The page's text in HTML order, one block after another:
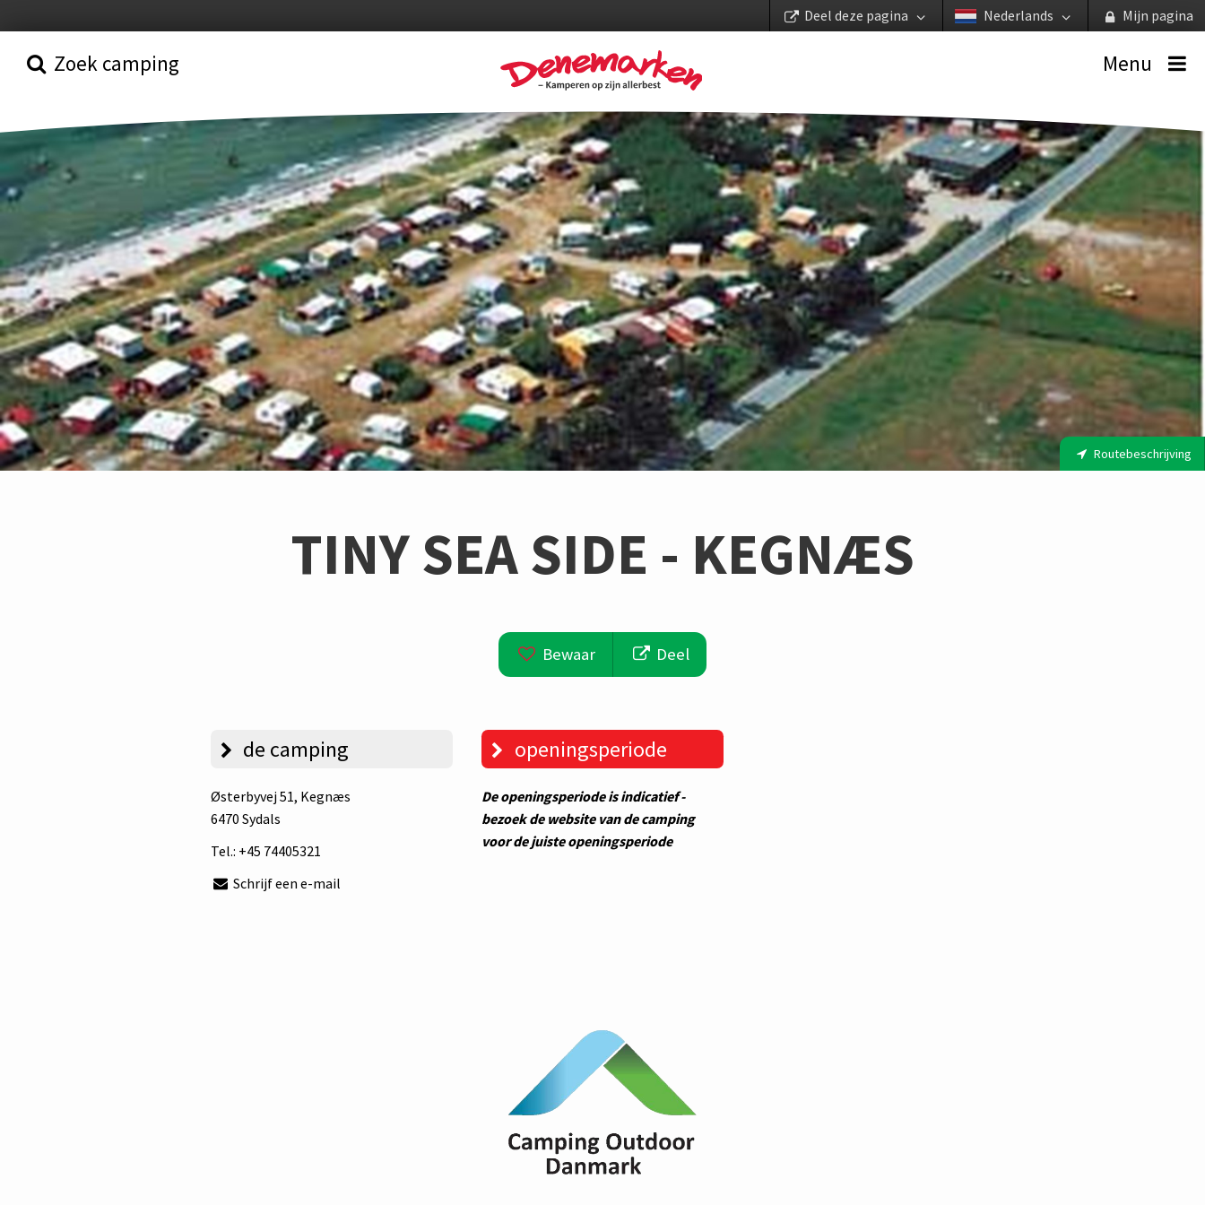
Mijn pagina
Nederlands
Deel deze pagina
Zoek camping Menu
Routebeschrijving
TINY SEA SIDE - KEGNÆS
Bewaar Deel
de camping
Østerbyvej 51, Kegnæs
6470 Sydals
Tel.: +45 74405321
Schrijf een e-mail
openingsperiode
De openingsperiode is indicatief -
bezoek de website van de camping
voor de juiste openingsperiode